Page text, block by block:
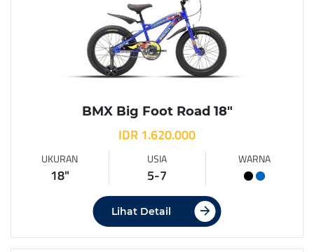
BMX Big Foot Road 18″
IDR 1.620.000
UKURAN
18"
USIA
5-7
WARNA
Lihat Detail